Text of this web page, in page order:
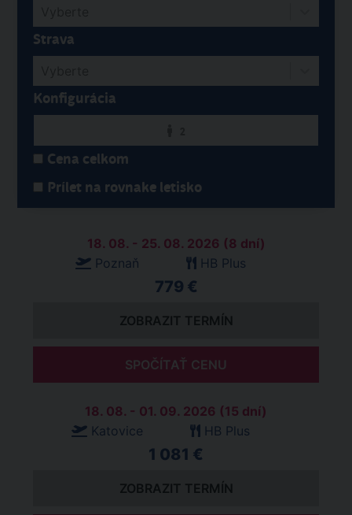
Strava
Konfigurácia
Cena celkom
Prílet na rovnake letisko
18. 08. - 25. 08. 2026 (8 dní)
Poznaň
HB Plus
779 €
ZOBRAZIT TERMÍN
SPOČÍTAŤ CENU
18. 08. - 01. 09. 2026 (15 dní)
Katovice
HB Plus
1 081 €
ZOBRAZIT TERMÍN